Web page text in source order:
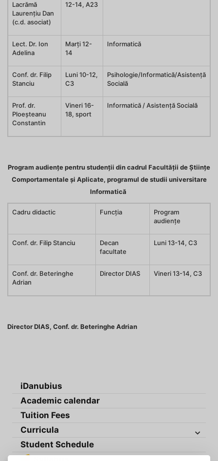
Lacrămă
Laurențiu Dan
(c.d. asociat)
12-14, A23
Lect. Dr. Ion
Adelina
Marți 12-
14
Informatică
Conf. dr. Filip
Stanciu
Luni 10-12,
C3
Psihologie/Informatică/Asistență
Socială
Prof. dr.
Ploeșteanu
Constantin
Vineri 16-
18, sport
Informatică / Asistență Socială
Program audiențe pentru studenții din cadrul Facultății de Științe
Comportamentale și Aplicate, programul de studii universitare
Informatică
Cadru didactic Funcția
Program
audiențe
Conf. dr. Filip Stanciu
Decan
facultate
Luni 13-14, C3
Conf. dr. Beteringhe
Adrian
Director DIAS Vineri 13-14, C3
Director DIAS, Conf. dr. Beteringhe Adrian
iDanubius
Academic calendar
Tuition Fees
Curricula
Student Schedule